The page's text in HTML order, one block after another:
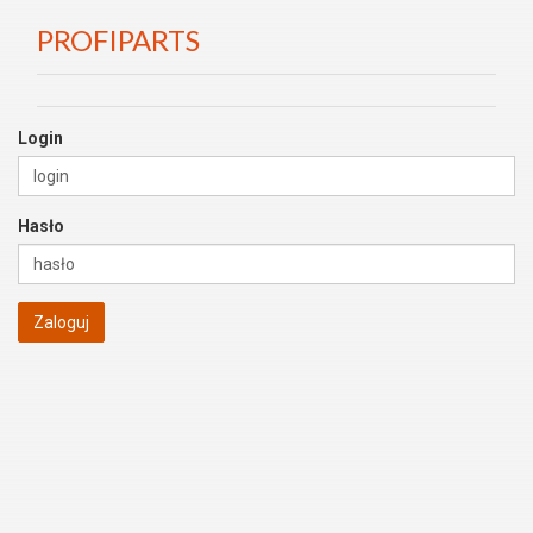
PROFIPARTS
Login
Hasło
Zaloguj